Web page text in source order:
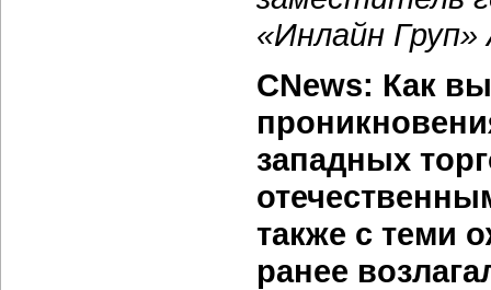
«Инлайн
CNews: Как
западных
также с теми
ранее